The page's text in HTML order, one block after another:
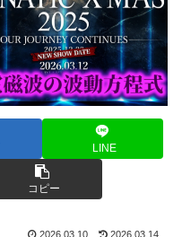
LINE
コピー
2026.03.10 2026.03.14